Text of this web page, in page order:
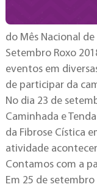
do Mês Nacional
Setembro Roxo
eventos em
de participar da
No dia 23 de
Caminhada e
da Fibrose Cística
atividade
Contamos com a
Em 25 de